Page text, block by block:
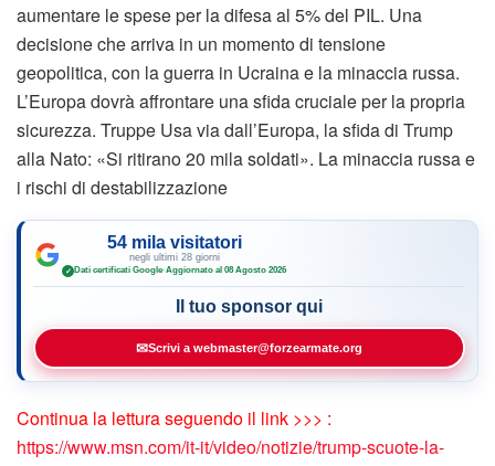
aumentare le spese per la difesa al 5% del PIL. Una
decisione che arriva in un momento di tensione
geopolitica, con la guerra in Ucraina e la minaccia russa.
L’Europa dovrà affrontare una sfida cruciale per la propria
sicurezza. Truppe Usa via dall’Europa, la sfida di Trump
alla Nato: «Si ritirano 20 mila soldati». La minaccia russa e
i rischi di destabilizzazione
54 mila visitatori
negli ultimi 28 giorni
✓ Dati certificati Google·Aggiornato al 08 Agosto 2026
Il tuo sponsor qui
✉Scrivi a webmaster@forzearmate.org
Continua la lettura seguendo il link >>> :
https://www.msn.com/it-it/video/notizie/trump-scuote-la-